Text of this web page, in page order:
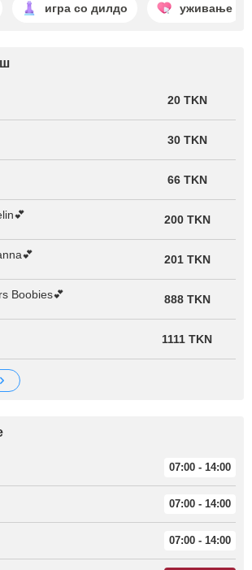
игра со дилдо уживање
20 TKN
30 TKN
66 TKN
200 TKN
201 TKN
Boobies💕 888 TKN
1111 TKN
07:00 - 14:00
07:00 - 14:00
07:00 - 14:00